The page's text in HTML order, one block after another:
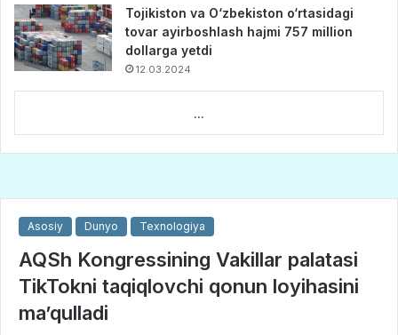
Tojikiston va O‘zbekiston o‘rtasidagi
tovar ayirboshlash hajmi 757 million
dollarga yetdi
12.03.2024
...